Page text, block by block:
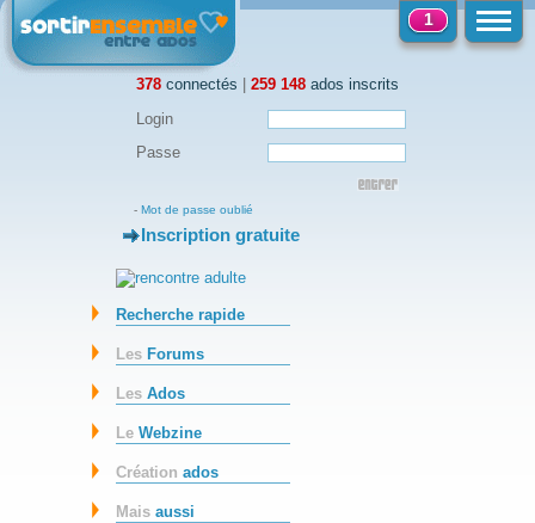
378 connectés | 259 148 ados inscrits
1
Login
Passe
- Mot de passe oublié
-Inscription gratuite
Recherche rapide
Les Forums
LesAdos
LeWebzine
Créationados
Maisaussi